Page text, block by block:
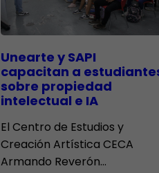
Unearte y SAPI
capacitan a
sobre propiedad
intelectual e IA
El Centro de Estudios y
Creación Artística CECA
Armando Reverón…